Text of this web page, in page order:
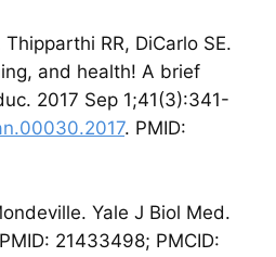
RR, DiCarlo SE.
and health! A brief
2017 Sep 1;41(3):341-
. PMID:
Yale J Biol Med.
21433498; PMCID: